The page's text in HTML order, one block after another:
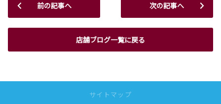
前の記事へ
店舗ブログ一覧に戻る
次の記事へ
サイトマップ